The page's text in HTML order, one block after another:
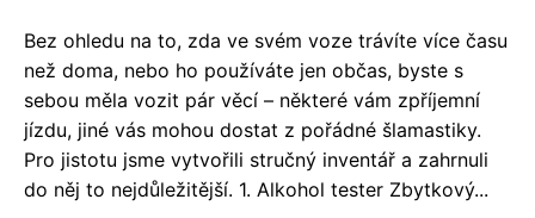
Bez ohledu na to, zda ve svém voze trávíte více času
než doma, nebo ho používáte jen občas, byste s
sebou měla vozit pár věcí – některé vám zpříjemní
jízdu, jiné vás mohou dostat z pořádné šlamastiky.
Pro jistotu jsme vytvořili stručný inventář a zahrnuli
do něj to nejdůležitější. 1. Alkohol tester Zbytkový...